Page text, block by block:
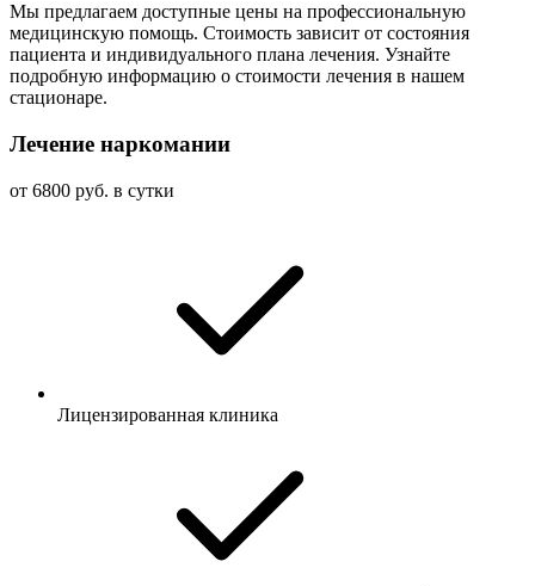
Мы предлагаем доступные цены на профессиональную
медицинскую помощь. Стоимость зависит от состояния
пациента и индивидуального плана лечения. Узнайте
подробную информацию о стоимости лечения в нашем
стационаре.
Лечение наркомании
от 6800 руб. в сутки
Лицензированная клиника